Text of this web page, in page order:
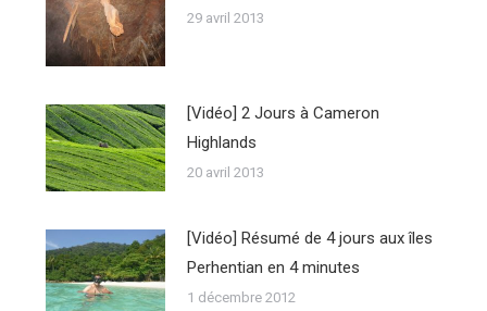
29 avril 2013
[Vidéo] 2 Jours à Cameron
Highlands
20 avril 2013
[Vidéo] Résumé de 4 jours aux îles
Perhentian en 4 minutes
1 décembre 2012